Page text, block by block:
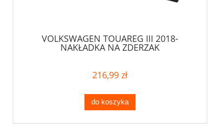
VOLKSWAGEN TOUAREG III 2018-
NAKŁADKA NA ZDERZAK
216,99 zł
do koszyka